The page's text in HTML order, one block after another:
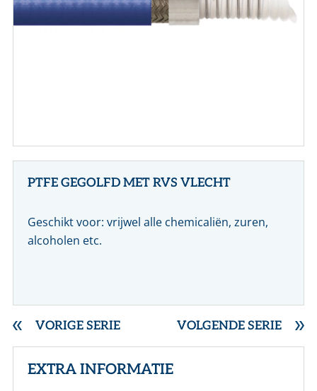
CONTACT
PTFE GEGOLFD MET RVS VLECHT
Geschikt voor: vrijwel alle chemicaliën, zuren,
alcoholen etc.
VORIGE SERIE VOLGENDE SERIE
EXTRA INFORMATIE